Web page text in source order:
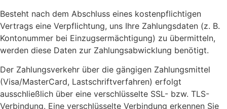
Besteht nach dem Abschluss eines kostenpflichtigen
Vertrags eine Verpflichtung, uns Ihre Zahlungsdaten (z. B.
Kontonummer bei Einzugsermächtigung) zu übermitteln,
werden diese Daten zur Zahlungsabwicklung benötigt.
Der Zahlungsverkehr über die gängigen Zahlungsmittel
(Visa/MasterCard, Lastschriftverfahren) erfolgt
ausschließlich über eine verschlüsselte SSL- bzw. TLS-
Verbindung. Eine verschlüsselte Verbindung erkennen Sie